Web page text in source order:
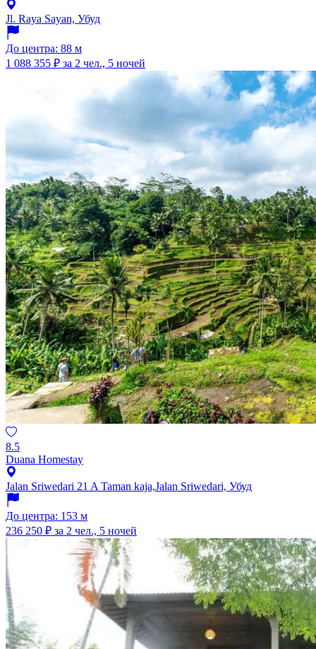
Jl. Raya Sayan, Убуд
До центра: 88 м
1 088 355 ₽ за 2 чел., 5 ночей
8.5
Duana Homestay
Jalan Sriwedari 21 A Taman kaja,Jalan Sriwedari, Убуд
До центра: 153 м
236 250 ₽ за 2 чел., 5 ночей